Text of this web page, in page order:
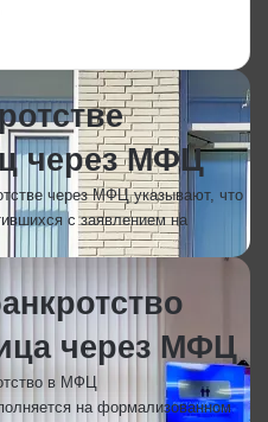
через МФЦ
через МФЦ указывают, что
с заявлением на
через МФЦ
в МФЦ
на формализованном